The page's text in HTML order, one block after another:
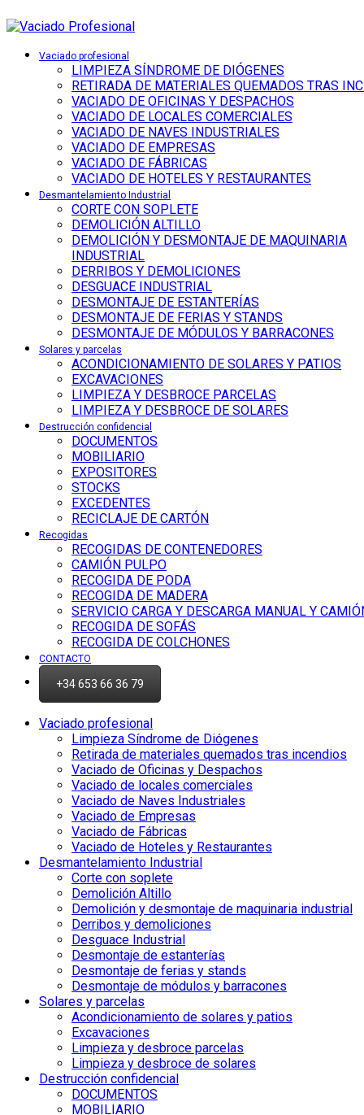
Vaciado profesional
LIMPIEZA SÍNDROME DE DIÓGENES
RETIRADA DE MATERIALES QUEMADOS TRAS
VACIADO DE OFICINAS Y DESPACHOS
VACIADO DE LOCALES COMERCIALES
VACIADO DE NAVES INDUSTRIALES
VACIADO DE EMPRESAS
VACIADO DE FÁBRICAS
VACIADO DE HOTELES Y RESTAURANTES
Desmantelamiento Industrial
CORTE CON SOPLETE
DEMOLICIÓN ALTILLO
DEMOLICIÓN Y DESMONTAJE DE MAQUINARIA
INDUSTRIAL
DERRIBOS Y DEMOLICIONES
DESGUACE INDUSTRIAL
DESMONTAJE DE ESTANTERÍAS
DESMONTAJE DE FERIAS Y STANDS
DESMONTAJE DE MÓDULOS Y BARRACONES
Solares y parcelas
ACONDICIONAMIENTO DE SOLARES Y PATIOS
EXCAVACIONES
LIMPIEZA Y DESBROCE PARCELAS
LIMPIEZA Y DESBROCE DE SOLARES
Destrucción confidencial
DOCUMENTOS
MOBILIARIO
EXPOSITORES
STOCKS
EXCEDENTES
RECICLAJE DE CARTÓN
Recogidas
RECOGIDAS DE CONTENEDORES
CAMIÓN PULPO
RECOGIDA DE PODA
RECOGIDA DE MADERA
SERVICIO CARGA Y DESCARGA MANUAL Y
RECOGIDA DE SOFÁS
RECOGIDA DE COLCHONES
CONTACTO
+34 653 66 36 79
Vaciado profesional
Limpieza Síndrome de Diógenes
Retirada de materiales quemados tras incendios
Vaciado de Oficinas y Despachos
Vaciado de locales comerciales
Vaciado de Naves Industriales
Vaciado de Empresas
Vaciado de Fábricas
Vaciado de Hoteles y Restaurantes
Desmantelamiento Industrial
Corte con soplete
Demolición Altillo
Demolición y desmontaje de maquinaria industrial
Derribos y demoliciones
Desguace Industrial
Desmontaje de estanterías
Desmontaje de ferias y stands
Desmontaje de módulos y barracones
Solares y parcelas
Acondicionamiento de solares y patios
Excavaciones
Limpieza y desbroce parcelas
Limpieza y desbroce de solares
Destrucción confidencial
DOCUMENTOS
MOBILIARIO